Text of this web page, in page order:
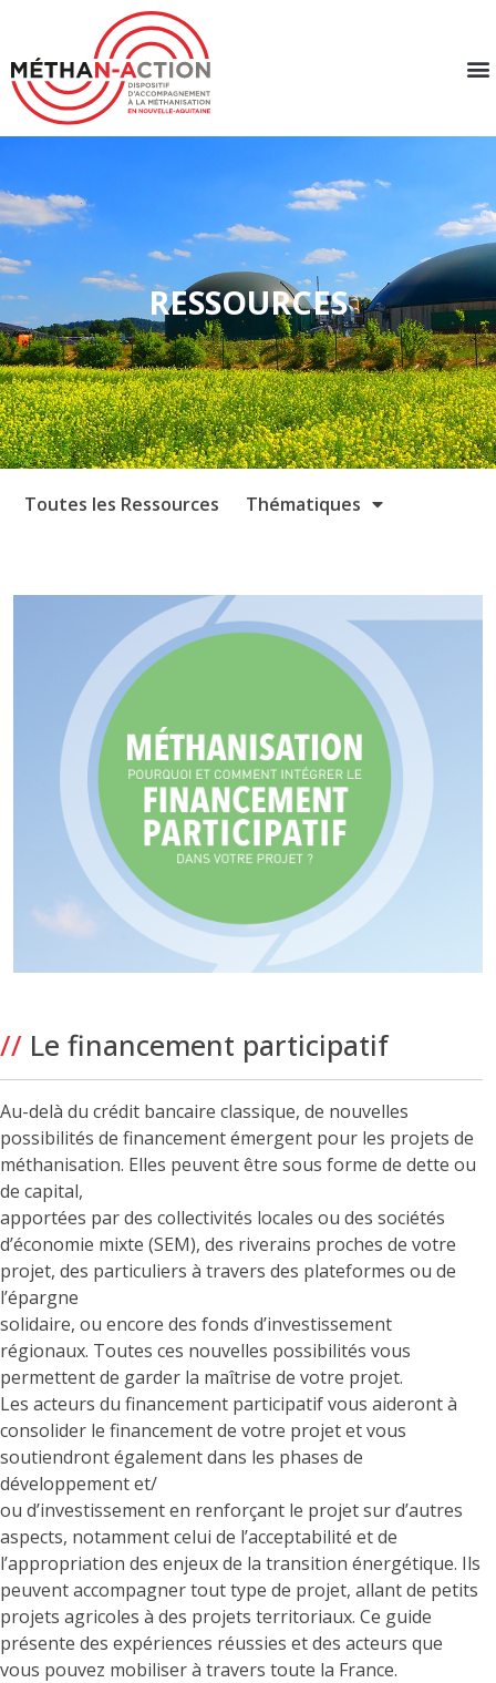
RESSOURCES
Toutes les Ressources Thématiques
// Le financement participatif
Au-delà du crédit bancaire classique, de nouvelles
possibilités de financement émergent pour les projets de
méthanisation. Elles peuvent être sous forme de dette ou
de capital,
apportées par des collectivités locales ou des sociétés
d’économie mixte (SEM), des riverains proches de votre
projet, des particuliers à travers des plateformes ou de
l’épargne
solidaire, ou encore des fonds d’investissement
régionaux. Toutes ces nouvelles possibilités vous
permettent de garder la maîtrise de votre projet.
Les acteurs du financement participatif vous aideront à
consolider le financement de votre projet et vous
soutiendront également dans les phases de
développement et/
ou d’investissement en renforçant le projet sur d’autres
aspects, notamment celui de l’acceptabilité et de
l’appropriation des enjeux de la transition énergétique. Ils
peuvent accompagner tout type de projet, allant de petits
projets agricoles à des projets territoriaux. Ce guide
présente des expériences réussies et des acteurs que
vous pouvez mobiliser à travers toute la France.